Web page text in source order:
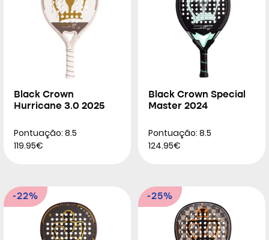
Black Crown
Hurricane 3.0 2025
Pontuação: 8.5
119.95€
Black Crown Special
Master 2024
Pontuação: 8.5
124.95€
-22% -25%